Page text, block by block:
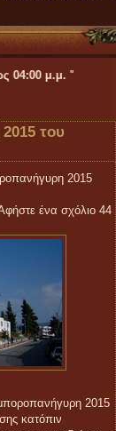
''
του
2015
Αφήστε ένα σχόλιο 44
2015
κατόπιν